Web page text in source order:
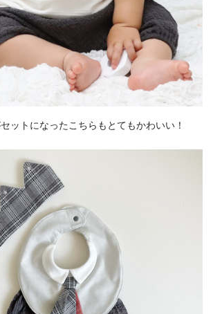
ットになったこちらもとてもかわいい！